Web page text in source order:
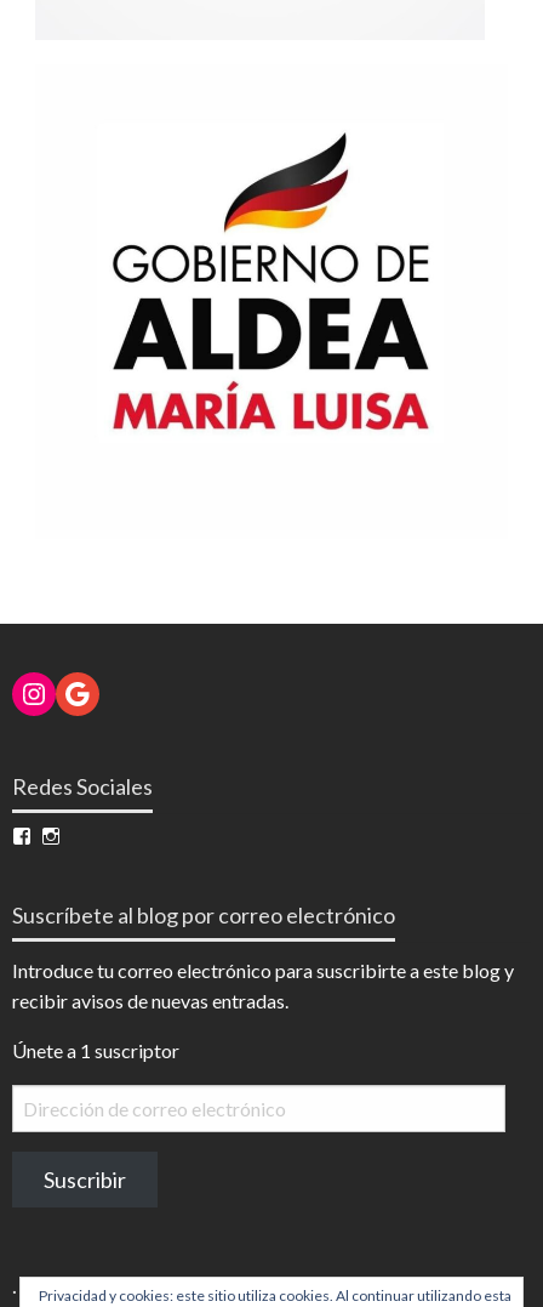
Instagram
Google
Redes Sociales
Ver
en en
Suscríbete al blog por correo electrónico
Introduce tu correo electrónico para suscribirte a este blog y
recibir avisos de nuevas entradas.
Únete a 1 suscriptor
Dirección
de
electrónico
Suscribir
. Privacidad y cookies: este sitio utiliza cookies. Al continuar utilizando esta